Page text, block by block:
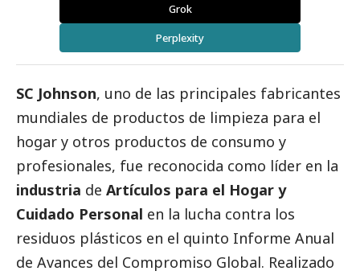
Grok
Perplexity
SC Johnson, uno de las principales fabricantes
mundiales de productos de limpieza para el
hogar y otros productos de consumo y
profesionales, fue reconocida como líder en la
industria de Artículos para el Hogar y
Cuidado Personal en la lucha contra los
residuos plásticos en el quinto Informe Anual
de Avances del Compromiso Global. Realizado